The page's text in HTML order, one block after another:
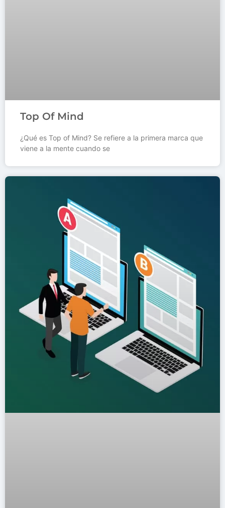
Top Of Mind
¿Qué es Top of Mind? Se refiere a la primera marca que
viene a la mente cuando se